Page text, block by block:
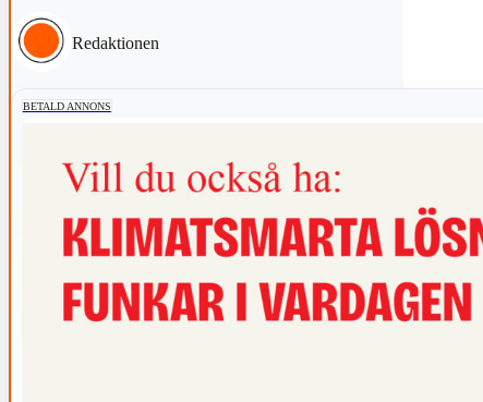
Redaktionen
BETALD ANNONS